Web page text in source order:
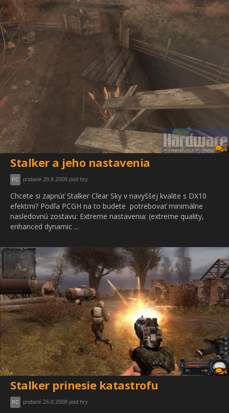
6
Stalker a jeho nastavenia
PC pridané 29.8.2008 pod hry
Chcete si zapnúť Stalker Clear Sky v navyššej kvalite s DX10
efektmi? Podľa PCGH na to budete potrebovať minimálne
nasledovnú zostavu: Extreme nastavenia: (extreme quality,
enhanced dynamic ...
6
Stalker prinesie katastrofu
PC pridané 26.8.2008 pod hry